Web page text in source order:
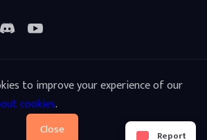
Report
TelegramYouTube
to improve your experience of our
cookies.
Close